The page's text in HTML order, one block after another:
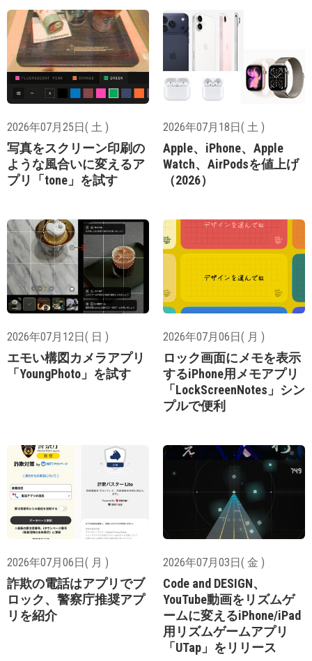
2026年07月25日( 土 )
写真をスクリーン印刷の
ような風合いに変えるア
プリ「tone」を試す
2026年07月18日( 土 )
Apple、iPhone、Apple
Watch、AirPodsを値上げ
（2026）
2026年07月12日( 日 )
エモい構図カメラアプリ
「YoungPhoto」を試す
2026年07月06日( 月 )
ロック画面にメモを表示
するiPhone用メモアプリ
「LockScreenNotes」シン
プルで便利
2026年07月06日( 月 )
詐欺の電話はアプリでブ
ロック、警察庁推奨アプ
リを紹介
2026年07月03日( 金 )
Code and DESIGN、
YouTube動画をリズムゲ
ームに変えるiPhone/iPad
用リズムゲームアプリ
「UTap」をリリース